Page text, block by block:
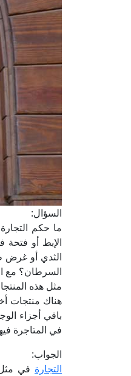
السؤال:
ما حكم
الإبط أو
الثدي أو غرض
السرطان؟ مع
مثل هذه
هناك منتجات
باقي أجزاء
في المتاجرة
الجواب:
التجارة في